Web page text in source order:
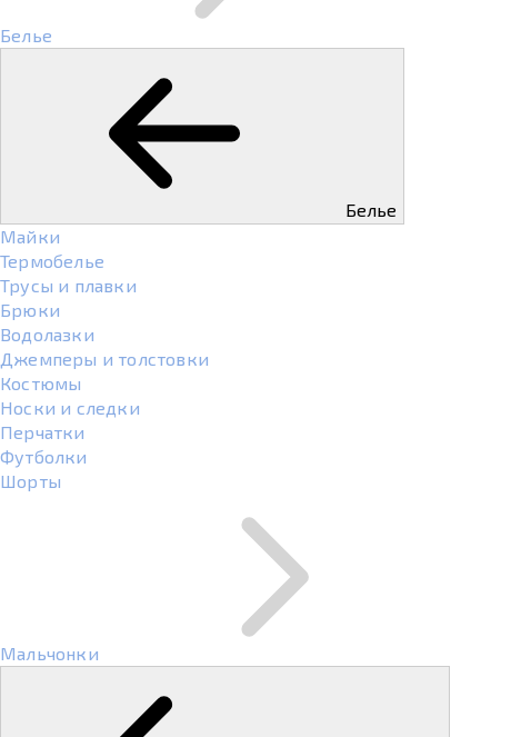
Белье
Белье
Майки
Термобелье
Трусы и плавки
Брюки
Водолазки
Джемперы и толстовки
Костюмы
Носки и следки
Перчатки
Футболки
Шорты
Мальчонки